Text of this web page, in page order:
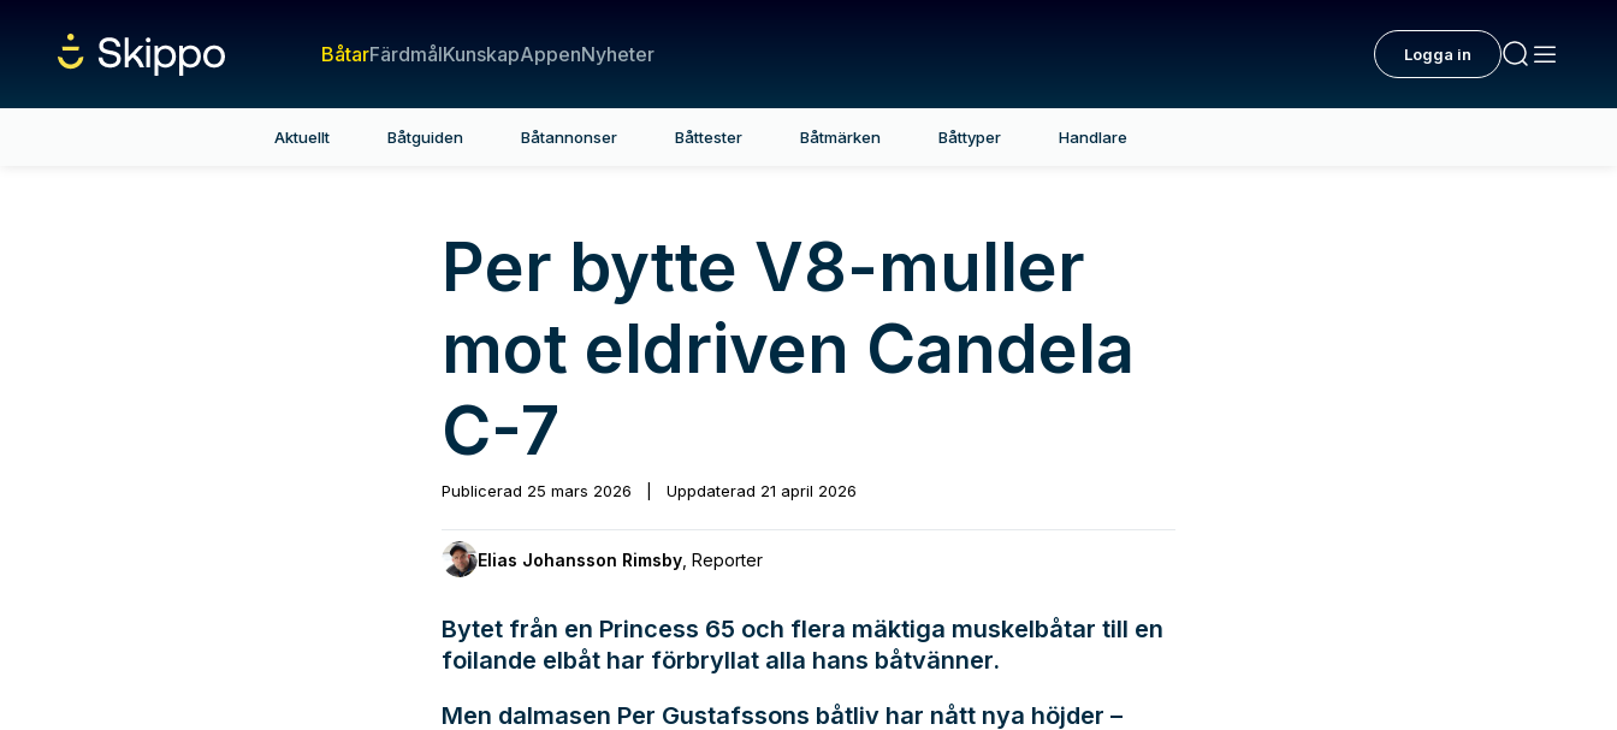
BåtarFärdmålKunskapAppenNyheter Logga in
Aktuellt Båtguiden Båtannonser Båttester Båtmärken Båttyper Handlare
Per bytte V8-muller
mot eldriven Candela
C-7
Publicerad 25 mars 2026 Uppdaterad 21 april 2026
Elias Johansson Rimsby Reporter
Bytet från en Princess 65 och flera mäktiga muskelbåtar till en
foilande elbåt har förbryllat alla hans båtvänner.
Men dalmasen Per Gustafssons båtliv har nått nya höjder –